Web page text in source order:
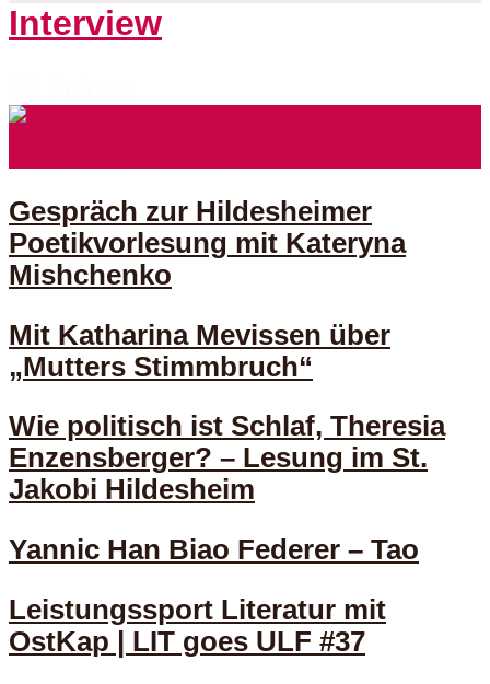
Interview
Gespräch zur Hildesheimer
Poetikvorlesung mit Kateryna
Mishchenko
Mit Katharina Mevissen über
„Mutters Stimmbruch“
Wie politisch ist Schlaf, Theresia
Enzensberger? – Lesung im St.
Jakobi Hildesheim
Yannic Han Biao Federer – Tao
Leistungssport Literatur mit
OstKap | LIT goes ULF #37